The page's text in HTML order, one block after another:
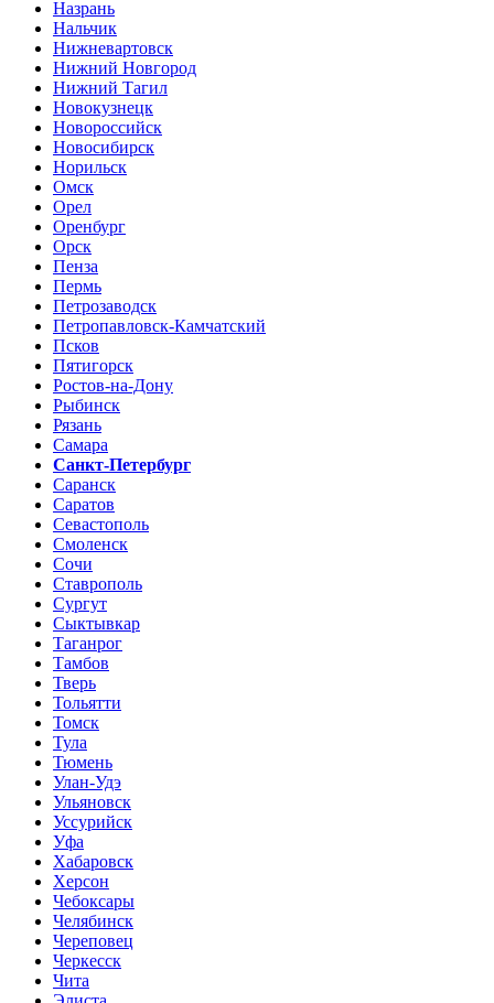
Назрань
Нальчик
Нижневартовск
Нижний Новгород
Нижний Тагил
Новокузнецк
Новороссийск
Новосибирск
Норильск
Омск
Орел
Оренбург
Орск
Пенза
Пермь
Петрозаводск
Петропавловск-Камчатский
Псков
Пятигорск
Ростов-на-Дону
Рыбинск
Рязань
Самара
Санкт-Петербург
Саранск
Саратов
Севастополь
Смоленск
Сочи
Ставрополь
Сургут
Сыктывкар
Таганрог
Тамбов
Тверь
Тольятти
Томск
Тула
Тюмень
Улан-Удэ
Ульяновск
Уссурийск
Уфа
Хабаровск
Херсон
Чебоксары
Челябинск
Череповец
Черкесск
Чита